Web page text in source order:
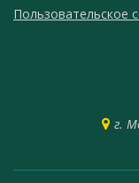
Пользовательское
г.